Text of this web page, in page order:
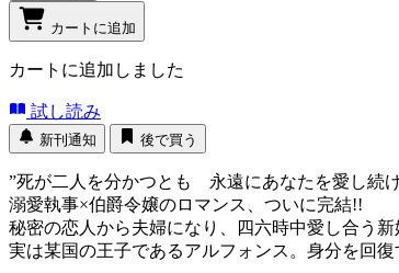
カートに追加
カートに追加しました
試し読み
新刊通知 後で買う
”死が二人を分かつとも 永遠にあなたを愛し続
溺愛執事×伯爵令嬢のロマンス、ついに完結!!
秘密の恋人から夫婦になり、四六時中愛し合う
実は某国の王子であるアルフォンス。身分を回